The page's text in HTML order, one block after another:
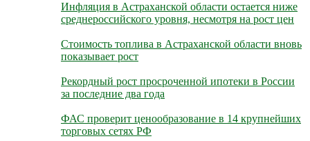
Инфляция в Астраханской области остается ниже
среднероссийского уровня, несмотря на рост цен
Стоимость топлива в Астраханской области вновь
показывает рост
Рекордный рост просроченной ипотеки в России
за последние два года
ФАС проверит ценообразование в 14 крупнейших
торговых сетях РФ